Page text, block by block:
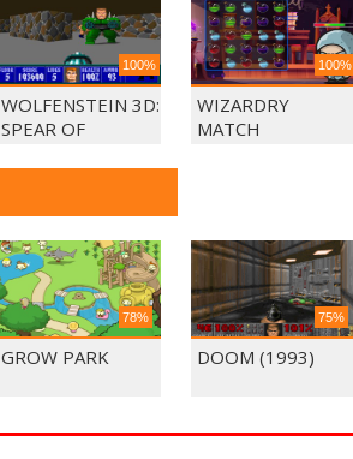
100%
WOLFENSTEIN 3D:
SPEAR OF
100%
WIZARDRY
MATCH
78%
GROW PARK
75%
DOOM (1993)